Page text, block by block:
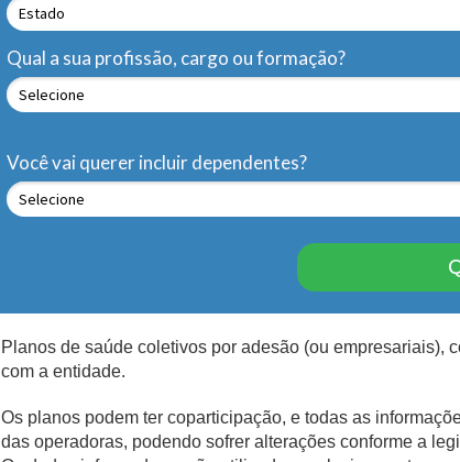
Qual a sua profissão, cargo ou formação?
Você vai querer incluir dependentes?
Planos de saúde coletivos por adesão (ou empresariais),
com a entidade.
Os planos podem ter coparticipação, e todas as
das operadoras, podendo sofrer alterações conforme a